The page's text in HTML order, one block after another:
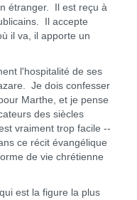
étranger. Il est reçu à
Il accepte
il va, il apporte un
l'hospitalité de ses
Je dois confesser
Marthe, et je pense
des siècles
vraiment trop facile --
ce récit évangélique
de vie chrétienne
est la figure la plus